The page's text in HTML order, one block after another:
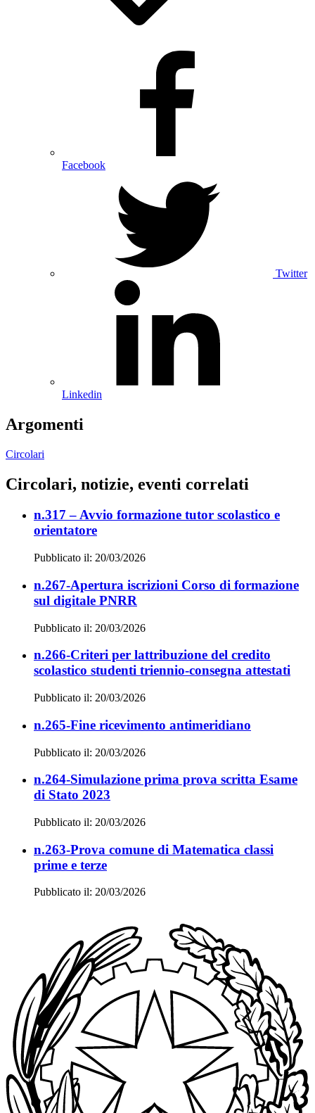
Facebook
Twitter
Linkedin
Argomenti
Circolari
Circolari, notizie, eventi correlati
n.317 – Avvio formazione tutor scolastico e
orientatore
Pubblicato il: 20/03/2026
n.267-Apertura iscrizioni Corso di formazione
sul digitale PNRR
Pubblicato il: 20/03/2026
n.266-Criteri per lattribuzione del credito
scolastico studenti triennio-consegna attestati
Pubblicato il: 20/03/2026
n.265-Fine ricevimento antimeridiano
Pubblicato il: 20/03/2026
n.264-Simulazione prima prova scritta Esame
di Stato 2023
Pubblicato il: 20/03/2026
n.263-Prova comune di Matematica classi
prime e terze
Pubblicato il: 20/03/2026